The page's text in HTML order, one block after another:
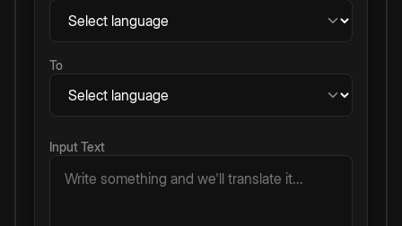
To
Input Text